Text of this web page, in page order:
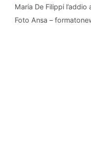
Maria De Filippi l’addio
Foto Ansa –